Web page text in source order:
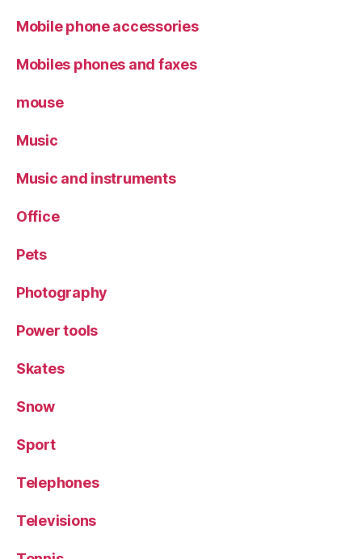
Mobile phone accessories
Mobiles phones and faxes
mouse
Music
Music and instruments
Office
Pets
Photography
Power tools
Skates
Snow
Sport
Telephones
Televisions